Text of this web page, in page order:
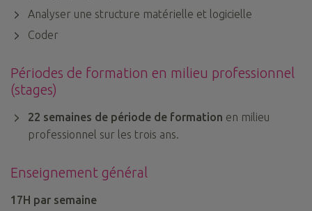
Analyser une structure matérielle et logicielle
Coder
Périodes de formation en milieu professionnel
(stages)
22 semaines de période de formation en milieu
professionnel sur les trois ans.
Enseignement général
17H par semaine